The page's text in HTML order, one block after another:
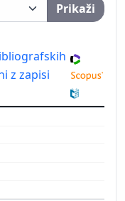
Prikaži
z zapisi